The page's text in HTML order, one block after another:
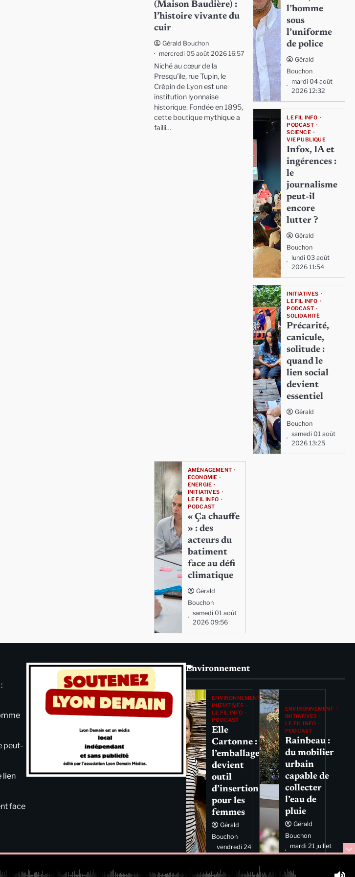
(Maison Baudière) :
l’histoire vivante du
cuir
Gérald Bouchon
mercredi 05 août 2026 16:57
Niché au cœur de la
Presqu'île, rue Tupin, le
Crépin de Lyon est une
institution lyonnaise
historique. Fondée en 1895,
cette boutique mythique a
failli…
l’homme
sous
l’uniforme
de police
Gérald
Bouchon
mardi 04 août
2026 12:32
LE FIL INFO
PODCAST
SCIENCE
VIE PUBLIQUE
Infox, IA et
ingérences :
le
journalisme
peut-il
encore
lutter ?
Gérald
Bouchon
lundi 03 août
2026 11:54
INITIATIVES
LE FIL INFO
PODCAST
SOLIDARITÉ
Précarité,
canicule,
solitude :
quand le
lien social
devient
essentiel
Gérald
Bouchon
samedi 01 août
2026 13:25
AMÉNAGEMENT
ECONOMIE
ENERGIE
INITIATIVES
LE FIL INFO
PODCAST
« Ça chauffe
» : des
acteurs du
batiment
face au défi
climatique
Gérald
Bouchon
samedi 01 août
2026 09:56
peut-
lien
face
Environnement
ENVIRONNEMENT
INITIATIVES
LE FIL INFO
PODCAST
Elle
Cartonne :
l’emballage
devient
outil
d’insertion
pour les
femmes
Gérald
Bouchon
vendredi 24
juillet 2026
ENVIRONNEMENT
INITIATIVES
LE FIL INFO
PODCAST
Rainbeau :
du mobilier
urbain
capable de
collecter
l’eau de
pluie
Gérald
Bouchon
mardi 21 juillet
2026 11:44